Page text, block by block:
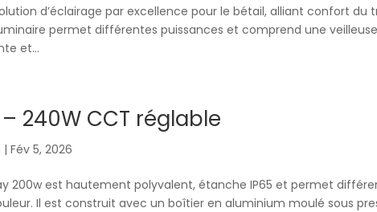
d’éclairage par excellence pour le bétail, alliant confort du
permet différentes puissances et comprend une
et...
240W CCT réglable
|Fév 5, 2026
200w est hautement polyvalent, étanche IP65 et permet
Il est construit avec un boîtier en aluminium moulé sous